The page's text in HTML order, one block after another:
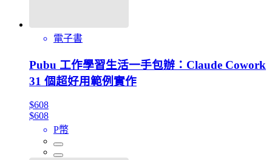
電子書
Pubu 工作學習生活一手包辦：Claude Cowork
31 個超好用範例實作
$608
$608
P幣